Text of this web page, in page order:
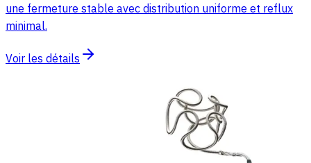
une fermeture stable avec distribution uniforme et reflux
minimal.
Voir les détails